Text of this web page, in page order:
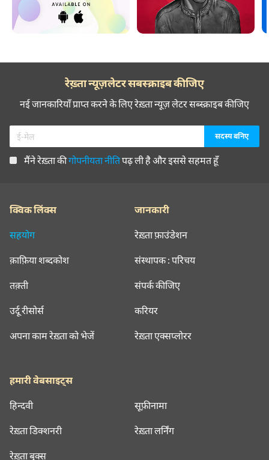
रेख़्ता न्यूज़लेटर सबस्क्राइब कीजिए
नई जानकारियाँ प्राप्त करने के लिए रेख़्ता न्यूज़ लेटर सब्स्क्राइब कीजिए
मैंने रेख़्ता कीगोपनीयता नीतिपढ़ ली है और इससे सहमत हूँ
क्विक लिंक्स
सहयोग
क़ाफ़िया शब्दकोश
तक़्ती
उर्दू रीसोर्स
अपना काम रेख़्ता को भेजें
जानकारी
रेख़्ता फ़ाउंडेशन
संस्थापक : परिचय
संपर्क कीजिए
करियर
रेख़्ता एक्सप्लोरर
हमारी वेबसाइट्स
हिन्दवी सूफ़ीनामा
रेख़्ता डिक्शनरी रेख़्ता लर्निंग
रेख़्ता बुक्स